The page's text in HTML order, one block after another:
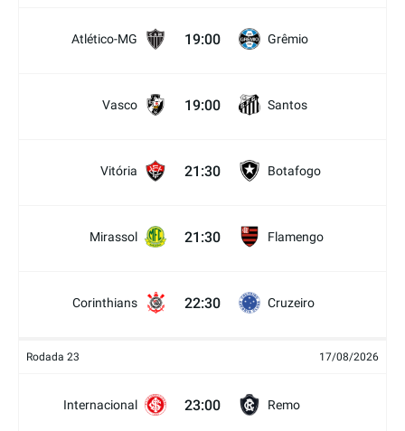
Atlético-MG 19:00 Grêmio
Vasco 19:00 Santos
Vitória 21:30 Botafogo
Mirassol 21:30 Flamengo
Corinthians 22:30 Cruzeiro
Rodada 23 17/08/2026
Internacional 23:00 Remo